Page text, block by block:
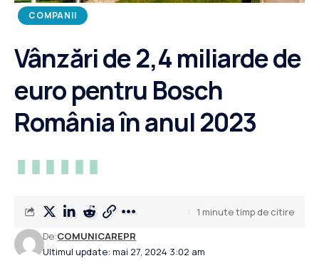
COMPANII
Vânzări de 2,4 miliarde de
euro pentru Bosch
România în anul 2023
Ultimul update: mai 27, 2024 3:02 am
De:COMUNICAREPR
1 minute timp de citire